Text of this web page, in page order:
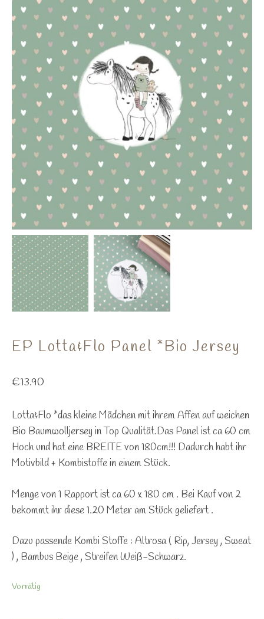
EP Lotta&Flo Panel *Bio Jersey
€13.90
Lotta&Flo *das kleine Mädchen mit ihrem Affen auf weichen
Bio Baumwolljersey in Top Qualität.Das Panel ist ca 60 cm
Hoch und hat eine BREITE von 180cm!!! Dadurch habt ihr
Motivbild + Kombistoffe in einem Stück.
Menge von 1 Rapport ist ca 60 x 180 cm . Bei Kauf von 2
bekommt ihr diese 1.20 Meter am Stück geliefert .
Dazu passende Kombi Stoffe : Altrosa ( Rip, Jersey , Sweat
) , Bambus Beige , Streifen Weiß-Schwarz.
Vorrätig